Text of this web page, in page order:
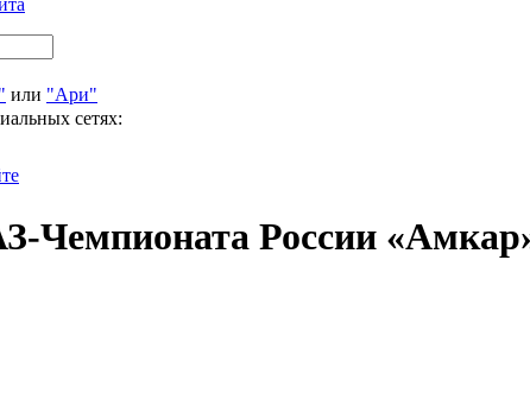
или "Ари"
сетях:
Чемпионата России